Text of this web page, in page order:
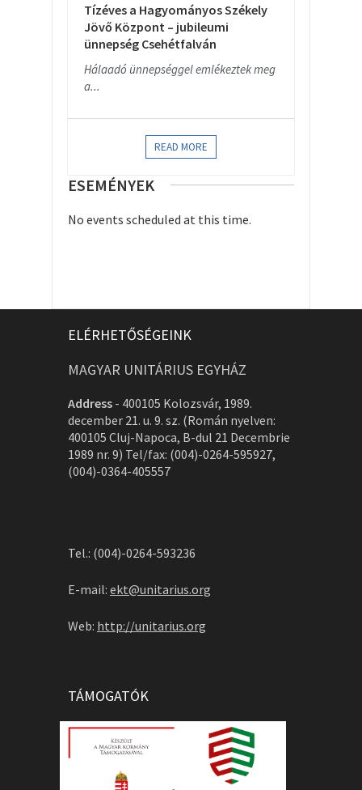
Tízéves a Hagyományos Székely
Jövő Központ – jubileumi
ünnepség Csehétfalván
Hálaadó ünnepséggel emlékeztek meg
a...
READ MORE
ESEMÉNYEK
No events scheduled at this time.
ELÉRHETŐSÉGEINK
MAGYAR UNITÁRIUS EGYHÁZ
Address - 400105 Kolozsvár, 1989.
december 21. u. 9. sz. (Román nyelven:
400105 Cluj-Napoca, B-dul 21 Decembrie
1989 nr. 9) Tel/fax: (004)-0264-595927,
(004)-0364-405557
Tel.: (004)-0264-593236
E-mail: ekt@unitarius.org
Web: http://unitarius.org
TÁMOGATÓK